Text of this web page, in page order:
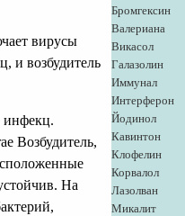
вирусы
и возбудитель
инфекц.
Возбудитель,
На
Бромгексин
Валериана
Викасол
Галазолин
Иммунал
Интерферон
Йодинол
Кавинтон
Клофелин
Корвалол
Лазолван
Микалит